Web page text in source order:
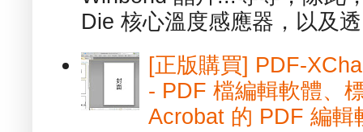
Die 核心溫度感應器，以及
[正版購買] PDF-
- PDF 檔編輯軟體、
Acrobat 的 PDF 編輯